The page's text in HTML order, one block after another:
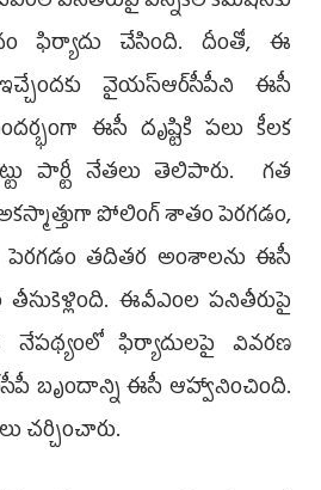
ఫిర్యాదు చేసింది. దీంతో, ఈ
వైయ‌స్ఆర్‌సీపీని ఈసీ
ఈసీ దృష్టికి పలు కీలక
పార్టీ నేతలు తెలిపారు. గత
అకస్మాత్తుగా పోలింగ్ శాతం పెరగడం,
తదితర అంశాలను ఈసీ
తీసుకెళ్లింది. ఈవీఎంల పనితీరుపై
ఫిర్యాదులపై వివరణ
బృందాన్ని ఈసీ ఆహ్వానించింది.
చర్చించారు.